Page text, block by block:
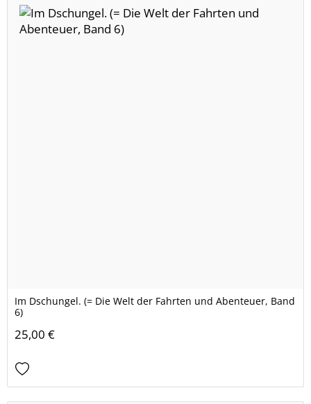
Im Dschungel. (= Die Welt der Fahrten und Abenteuer, Band
6)
25,00 €